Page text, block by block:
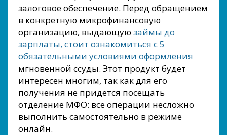
залоговое обеспечение. Перед обращением
в конкретную микрофинансовую
организацию, выдающую займы до
зарплаты, стоит ознакомиться с 5
обязательными условиями оформления
мгновенной ссуды. Этот продукт будет
интересен многим, так как для его
получения не придется посещать
отделение МФО: все операции несложно
выполнить самостоятельно в режиме
онлайн.